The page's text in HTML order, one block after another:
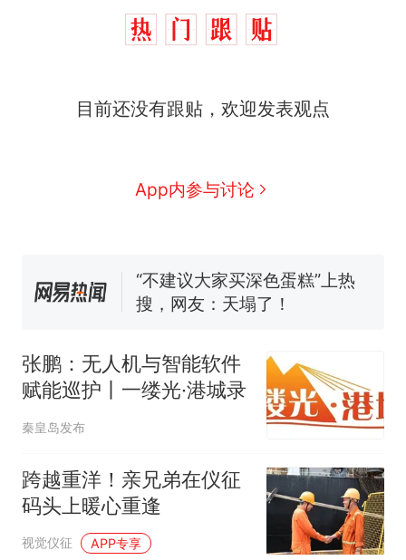
目前还没有跟贴，欢迎发表观点
App内参与讨论
热 那个在床头放菜刀的女孩，
因老师一句“跟我回家”改写了
全部作废，公平么？
搬家报价570元，搬到楼下交
5060元才肯搬上楼！女子傻眼
空调24小时开着反而更省电？
佛山一中学招聘物理教师，笔
试前13名均遭淘汰？教育局：
已叫停招聘，成立调查组全面
核查
“不建议大家买深色蛋糕”上热
搜，网友：天塌了！
张鹏：无人机与智能软件
赋能巡护丨一缕光·港城录
秦皇岛发布
跨越重洋！亲兄弟在仪征
码头上暖心重逢
视觉仪征 APP专享